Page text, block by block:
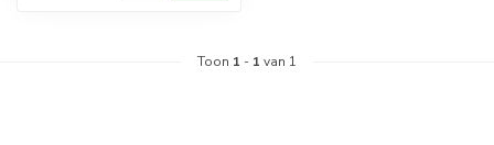
Toon 1 - 1 van 1